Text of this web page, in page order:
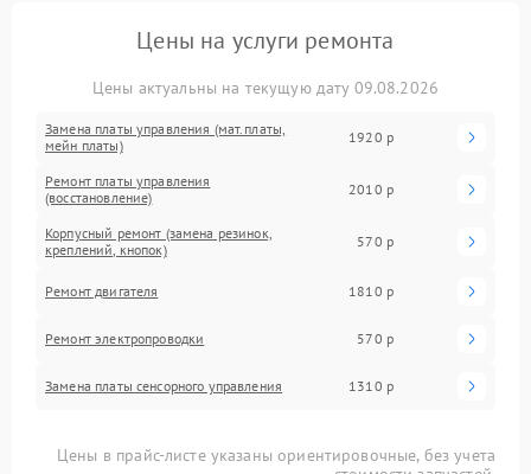
Цены на услуги ремонта
Цены актуальны на текущую дату 09.08.2026
Замена платы управления (мат.платы,
мейн платы)
1920 р
Ремонт платы управления
(восстановление)
2010 р
Корпусный ремонт (замена резинок,
креплений, кнопок)
570 р
Ремонт двигателя 1810 р
Ремонт электропроводки 570 р
Замена платы сенсорного управления 1310 р
Цены в прайс-листе указаны ориентировочные, без учета